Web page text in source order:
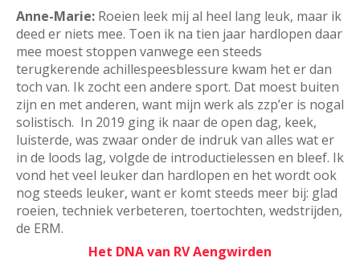
Anne-Marie: Roeien leek mij al heel lang leuk, maar ik
deed er niets mee. Toen ik na tien jaar hardlopen daar
mee moest stoppen vanwege een steeds
terugkerende achillespeesblessure kwam het er dan
toch van. Ik zocht een andere sport. Dat moest buiten
zijn en met anderen, want mijn werk als zzp’er is nogal
solistisch. In 2019 ging ik naar de open dag, keek,
luisterde, was zwaar onder de indruk van alles wat er
in de loods lag, volgde de introductielessen en bleef. Ik
vond het veel leuker dan hardlopen en het wordt ook
nog steeds leuker, want er komt steeds meer bij: glad
roeien, techniek verbeteren, toertochten, wedstrijden,
de ERM.
Het DNA van RV Aengwirden